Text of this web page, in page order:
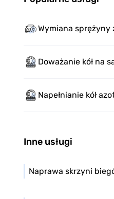
Wymiana sprężyny
Doważanie kół na
Napełnianie kół
Inne usługi
Naprawa skrzyni